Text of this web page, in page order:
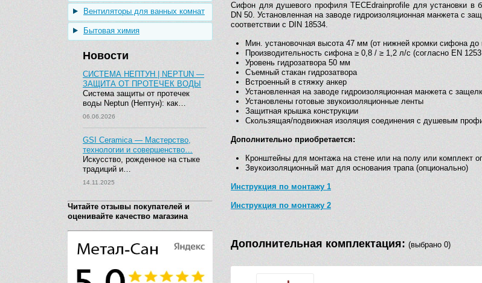
Вентиляторы для ванных комнат
Бытовая химия
Новости
СИСТЕМА НЕПТУН | NEPTUN —
ЗАЩИТА ОТ ПРОТЕЧЕК ВОДЫ
Система защиты от протечек
воды Neptun (Нептун): как…
06.06.2026
GSI Ceramica — Мастерство,
технологии и совершенство…
Искусство, рожденное на стыке
традиций и…
14.11.2025
Читайте отзывы покупателей и
оценивайте качество магазина
Сифон для душевого профиля TECEdrainprofile для установки в
DN 50. Установленная на заводе гидроизоляционная манжета с
соответствии с DIN 18534.
Мин. установочная высота 47 мм (от нижней кромки сифона до
Производительность сифона ≥ 0,8 / ≥ 1,2 л/с (согласно EN
Уровень гидрозатвора 50 мм
Съемный стакан гидрозатвора
Встроенный в стяжку анкер
Установленная на заводе гидроизоляционная манжета с
Установлены готовые звукоизоляционные ленты
Защитная крышка конструкции
Скользящая/подвижная изоляция соединения с душевым
Дополнительно приобретается:
Кронштейны для монтажа на стене или на полу или комплект
Звукоизоляционный мат для основания трапа (опционально)
Инструкция по монтажу 1
Инструкция по монтажу 2
Дополнительная комплектация: (выбрано 0)